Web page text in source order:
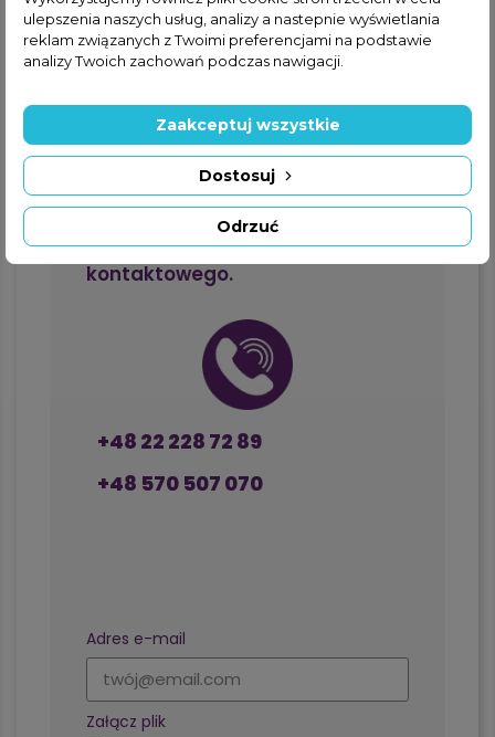
Formularz kontaktowy
Jeżeli nie znalazłeś interesującej
Cię części w ofercie online,
zapraszamy do kontaktu
telefonicznego lub za
pośrednictwem formularza
kontaktowego.
+48 22 228 72 89
+48 570 507 070
Adres e-mail
Załącz plik
ulepszenia naszych usług, analizy a nastepnie wyświetlania
reklam związanych z Twoimi preferencjami na podstawie
analizy Twoich zachowań podczas nawigacji.
Odrzuć
Dostosuj
Zaakceptuj wszystkie